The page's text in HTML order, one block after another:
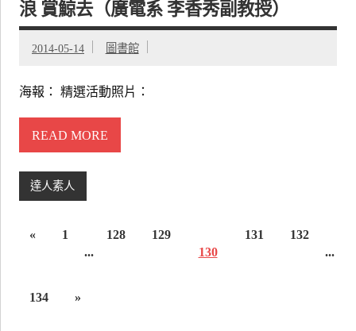
浪 賞鯨去（廣電系 李香秀副教授）
2014-05-14 圖書館
海報： 精選活動照片：
READ MORE
達人素人
«
1
...
128
129
130
131
132
...
134 »